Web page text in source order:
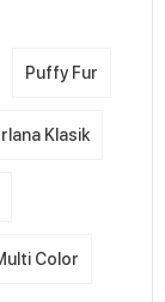
Puffy Fur
Klasik
Color